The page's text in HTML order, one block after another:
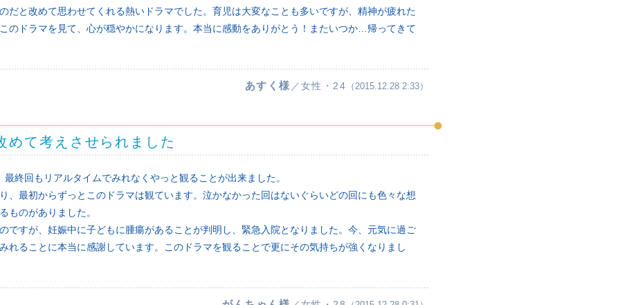
だと改めて思わせてくれる熱いドラマでした。育児は大変なことも多いですが、精神が疲れた
のドラマを見て、心が穏やかになります。本当に感動をありがとう！またいつか…帰ってきて
あすく様 ／女性・24 （2015.12.28 2:33）
めて考えさせられました
終回もリアルタイムでみれなくやっと観ることが出来ました。
、最初からずっとこのドラマは観ています。泣かなかった回はないぐらいどの回にも色々な想
ものがありました。
ですが、妊娠中に子どもに腫瘍があることが判明し、緊急入院となりました。今、元気に過ご
れることに本当に感謝しています。このドラマを観ることで更にその気持ちが強くなりまし